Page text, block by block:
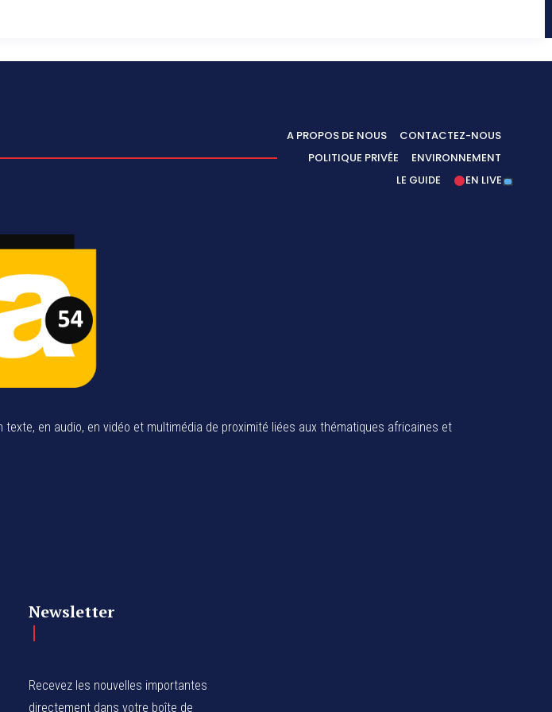
A PROPOS DE NOUS
CONTACTEZ-NOUS
POLITIQUE PRIVÉE
ENVIRONNEMENT
LE GUIDE
EN LIVE
en audio, en vidéo et multimédia de proximité liées aux thématiques africaines et
Newsletter
Recevez les nouvelles importantes
directement dans votre boîte de